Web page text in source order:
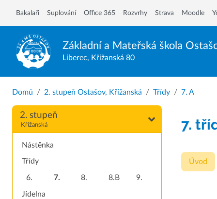
Základní a Mateřská škola
Liberec, Křižanská 80
Bakalaři Suplování Office 365 Rozvrhy Strava Moodle
Domů 2. stupeň Ostašov, Křížanská Třídy 7. A
2. stupeň
Křížanská
Nástěnka
Třídy
6. 7. 8. 8.B 9.
Jídelna
7.
Úvod